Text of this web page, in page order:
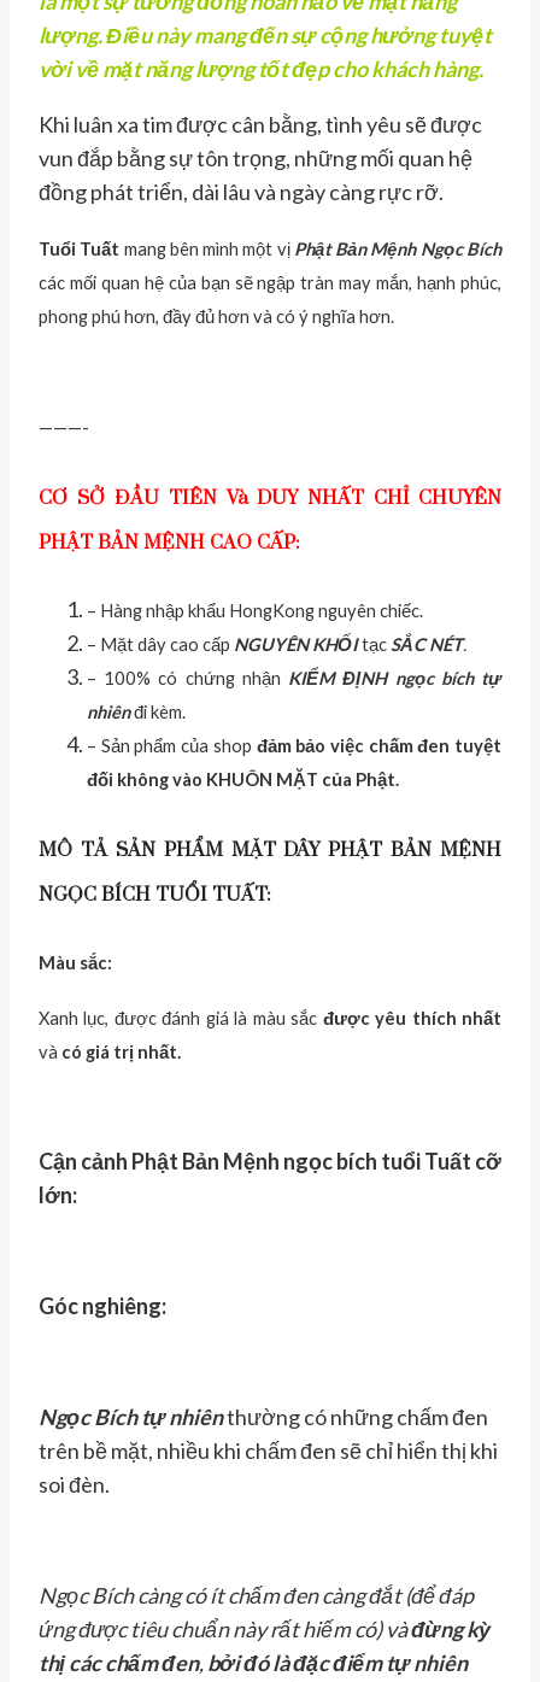
lượng. Điều này mang đến sự cộng hưởng tuyệt
vời về mặt năng lượng tốt đẹp cho khách hàng.
Khi luân xa tim được cân bằng, tình yêu sẽ được
vun đắp bằng sự tôn trọng, những mối quan hệ
đồng phát triển, dài lâu và ngày càng rực rỡ.
Tuổi Tuất mang bên mình một vị Phật Bản Mệnh Ngọc Bích
các mối quan hệ của bạn sẽ ngập tràn may mắn, hạnh phúc,
phong phú hơn, đầy đủ hơn và có ý nghĩa hơn.
———-
CƠ SỞ ĐẦU TIÊN Và DUY NHẤT CHỈ CHUYÊN
PHẬT BẢN MỆNH CAO CẤP:
– Hàng nhập khẩu HongKong nguyên chiếc.
– Mặt dây cao cấp NGUYÊN KHỐItạcSẮC NÉT.
– 100% có chứng nhận KIỂM ĐỊNH ngọc bích tự
nhiênđi kèm.
– Sản phẩm của shop đảm bảo việc chấm đen tuyệt
đối không vào KHUÔN MẶT của Phật.
MÔ TẢ SẢN PHẨM MẶT DÂY PHẬT BẢN MỆNH
NGỌC BÍCH TUỔI TUẤT:
Màu sắc:
Xanh lục, được đánh giá là màu sắc được yêu thích nhất
và có giá trị nhất.
Cận cảnh Phật Bản Mệnh ngọc bích tuổi Tuất cỡ
lớn:
Góc nghiêng:
Ngọc Bích tự nhiênthường có những chấm đen
trên bề mặt, nhiều khi chấm đen sẽ chỉ hiển thị khi
soi đèn.
Ngọc Bích càng có ít chấm đen càng đắt (để đáp
ứng được tiêu chuẩn này rất hiếm có) vàđừng kỳ
thị các chấm đen,bởi đó là đặc điểm tự nhiên